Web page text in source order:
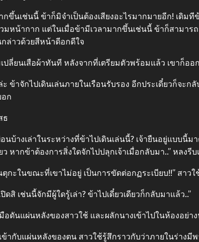
ากขึ้นเช่นนี้ ข้าก็มิจำเป็นต้องเสียงอะไรมากมายอีก! เดิ
มหน้ากาก แต่ในเมื่อข้ามีเวลามากขึ้นเช่นนี้ ข้าก็สาม
ล่าวด้วยสีหน้าดีอกดีใจ
ปลี่ยนเสือผ้าทันที หลังจากที่เตรียมตัวพร้อมแล้ว เขาก็อ
ข้าจักไปเดินเล่นภายในเรือนรับรอง อีกประเดี๋ยวก็จะ
อก
ธ
อนบ้างเล่าในระหว่างที่ข้าไปเดินเล่นนี้? เจ้ายืนอยู่แบบ
หากข้าต้องการสิ่งใดจักไปปลุกเจ้าเมื่อกลับมา..” หลงรี
กะในขณะที่เขาไม่อยู่ เป็นการขัดต่อกฏระเบียบ!!” สาว
ดสิ เช่นนี้จักมีผู้ใดรู้เล่า? ข้าไปเดี๋ยวเดียวก็กลับมาแล้ว..”
อดันแผ่นหลังของสาวใช้ และผลักนางเข้าไปในห้องอย่า
ากับแผ่นหลังของตน สาวใช้รู้สึกราวกับว่าภายในร่างมี